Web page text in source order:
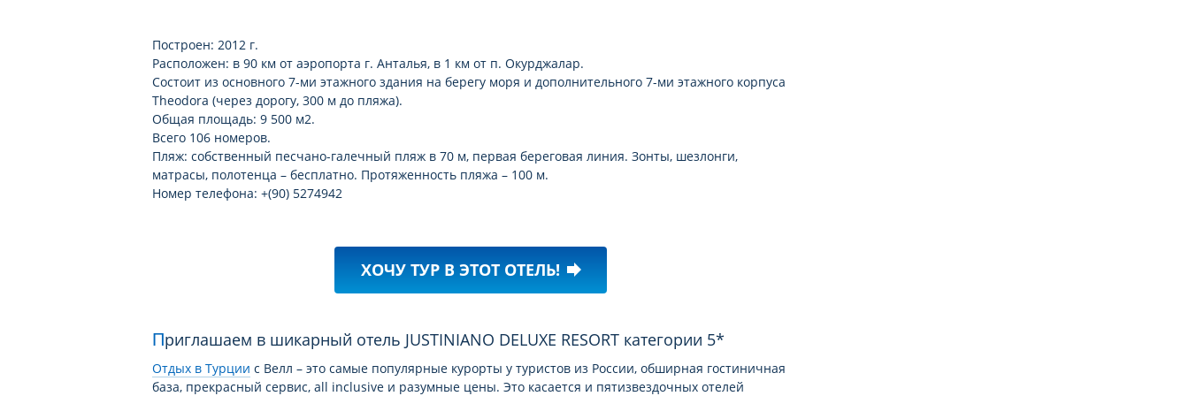
Построен: 2012 г.
Расположен: в 90 км от аэропорта г. Анталья, в 1 км от п. Окурджалар.
Состоит из основного 7-ми этажного здания на берегу моря и дополнительного 7-ми этажного корпуса
Theodora (через дорогу, 300 м до пляжа).
Общая площадь: 9 500 м2.
Всего 106 номеров.
Пляж: собственный песчано-галечный пляж в 70 м, первая береговая линия. Зонты, шезлонги,
матрасы, полотенца – бесплатно. Протяженность пляжа – 100 м.
Номер телефона: +(90) 5274942
ХОЧУ ТУР В ЭТОТ ОТЕЛЬ! forward
Приглашаем в шикарный отель JUSTINIANO DELUXE RESORT категории 5*
Отдых в Турции c Велл – это самые популярные курорты у туристов из России, обширная гостиничная
база, прекрасный сервис, all inclusive и разумные цены. Это касается и пятизвездочных отелей